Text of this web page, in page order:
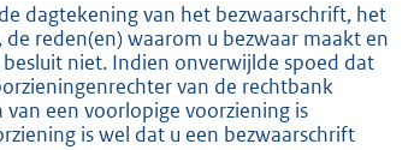
dagtekening van het bezwaarschrift, het
reden(en) waarom u bezwaar maakt en
niet. Indien onverwijlde spoed dat
van de rechtbank
een voorlopige voorziening is
is wel dat u een bezwaarschrift